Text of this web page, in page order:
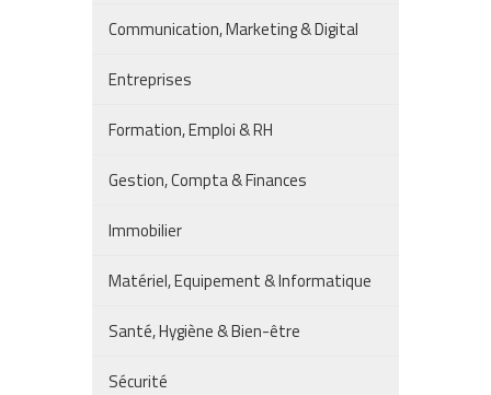
Communication, Marketing & Digital
Entreprises
Formation, Emploi & RH
Gestion, Compta & Finances
Immobilier
Matériel, Equipement & Informatique
Santé, Hygiène & Bien-être
Sécurité